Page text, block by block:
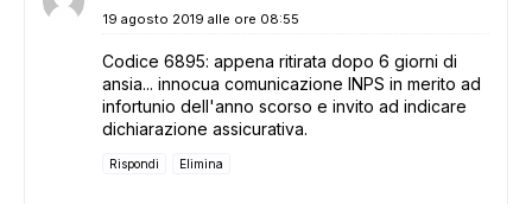
19 agosto 2019 alle ore 08:55
Codice 6895: appena ritirata dopo 6 giorni di
ansia... innocua comunicazione INPS in merito ad
infortunio dell'anno scorso e invito ad indicare
dichiarazione assicurativa.
Rispondi Elimina